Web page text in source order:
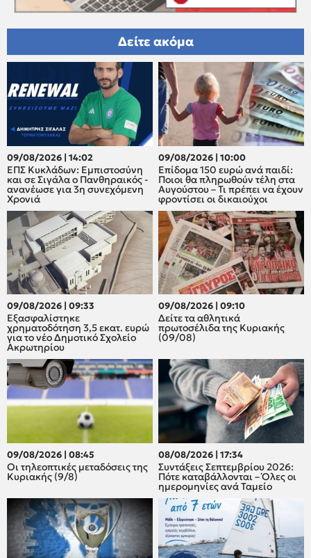
Δείτε ακόμα
09/08/2026 | 14:02
ΕΠΣ Κυκλάδων: Εμπιστοσύνη
και σε Σιγάλα ο Πανθηραικός -
ανανέωσε για 3η συνεχόμενη
Χρονιά
09/08/2026 | 10:00
Επίδομα 150 ευρώ ανά παιδί:
Ποιοι θα πληρωθούν τέλη στα
Αυγούστου – Τι πρέπει να έχουν
φροντίσει οι δικαιούχοι
09/08/2026 | 09:33
Εξασφαλίστηκε
χρηματοδότηση 3,5 εκατ. ευρώ
για το νέο Δημοτικό Σχολείο
Ακρωτηρίου
09/08/2026 | 09:10
Δείτε τα αθλητικά
πρωτοσέλιδα της Κυριακής
(09/08)
09/08/2026 | 08:45
Οι τηλεοπτικές μεταδόσεις της
Κυριακής (9/8)
08/08/2026 | 17:34
Συντάξεις Σεπτεμβρίου 2026:
Πότε καταβάλλονται – Όλες οι
ημερομηνίες ανά Ταμείο